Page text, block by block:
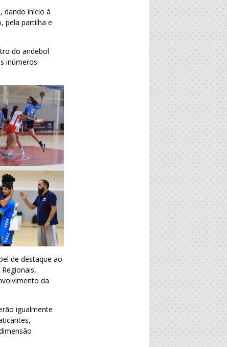
dando início à
pela partilha e
do andebol
inúmeros
de destaque ao
da
igualmente